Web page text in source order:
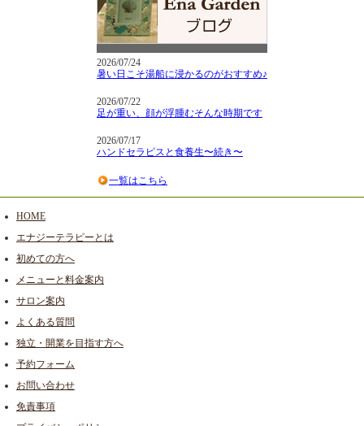
2026/07/24
暑い日こそ湯船に浸かるのがおすすめ♪
2026/07/22
足が重い、顔が浮腫むそんな時期です
2026/07/17
ハンドセラピスと食養生〜続き〜
一覧はこちら
HOME
エナジーテラピーとは
初めての方へ
メニューと料金案内
サロン案内
よくある質問
独立・開業を目指す方へ
予約フォーム
お問い合わせ
免責事項